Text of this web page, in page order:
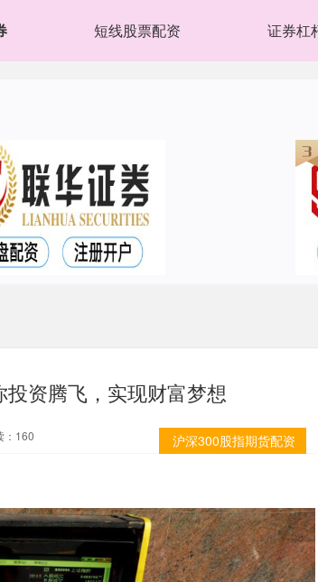
短线股票配资 证券杠
资腾飞，实现财富梦想
沪深300股指期货配资
：160